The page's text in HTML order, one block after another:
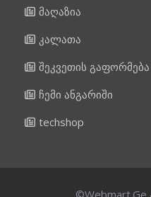
მაღაზია
კალათა
შეკვეთის გაფორმება
ჩემი ანგარიში
techshop
©Webmart.Ge